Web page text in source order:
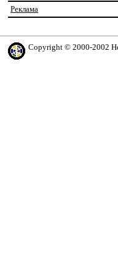
Реклама
Copyright © 2000-2002